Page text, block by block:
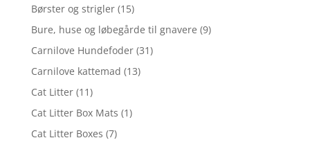
Børster og strigler (15)
Bure, huse og løbegårde til gnavere (9)
Carnilove Hundefoder (31)
Carnilove kattemad (13)
Cat Litter (11)
Cat Litter Box Mats (1)
Cat Litter Boxes (7)